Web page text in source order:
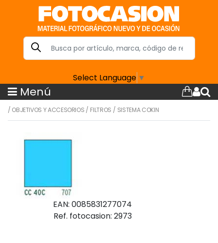
Select Language ▼
Menú
/ OBJETIVOS Y ACCESORIOS / FILTROS / SISTEMA COKIN
EAN: 0085831277074
Ref. fotocasion: 2973